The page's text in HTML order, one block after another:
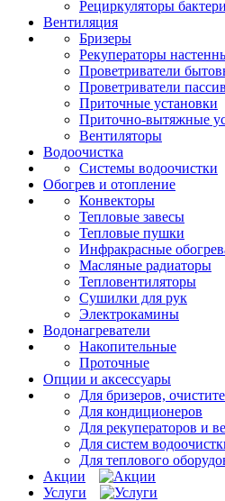
Рециркуляторы
Вентиляция
Бризеры
Рекуператоры
Проветриватели
Проветриватели
Приточные установки
Приточно-вытяжные
Вентиляторы
Водоочистка
Системы водоочистки
Обогрев и отопление
Конвекторы
Тепловые завесы
Тепловые пушки
Инфракрасные
Масляные радиаторы
Тепловентиляторы
Сушилки для рук
Электрокамины
Водонагреватели
Накопительные
Проточные
Опции и аксессуары
Для бризеров,
Для кондиционеров
Для рекуператоров и
Для систем
Для теплового
Акции
Услуги